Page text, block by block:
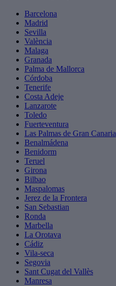
Barcelona
Madrid
Sevilla
València
Malaga
Granada
Palma de Mallorca
Córdoba
Tenerife
Costa Adeje
Lanzarote
Toledo
Fuerteventura
Las Palmas de Gran Canaria
Benalmádena
Benidorm
Teruel
Girona
Bilbao
Maspalomas
Jerez de la Frontera
San Sebastian
Ronda
Marbella
La Orotava
Cádiz
Vila-seca
Segovia
Sant Cugat del Vallès
Manresa